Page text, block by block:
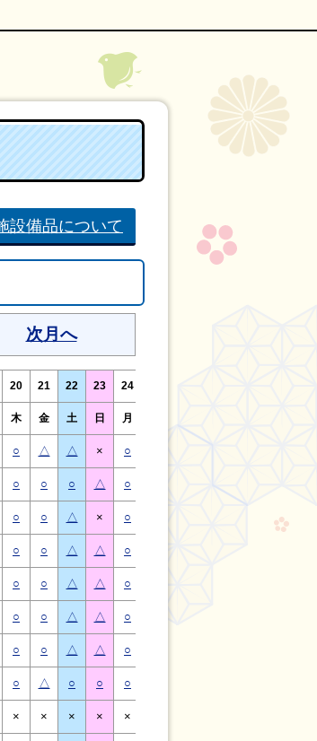
設備品について
次月へ
20 21 22 23 24
木 金 土 日 月
○ △ △ × ○
○ ○ ○ △ ○ ○
○ ○ △ × ○
○ ○ △ △ ○
○ ○ △ △ ○
○ ○ △ △ ○
○ ○ △ △ ○
○ △ ○ ○ ○
× × × × ×